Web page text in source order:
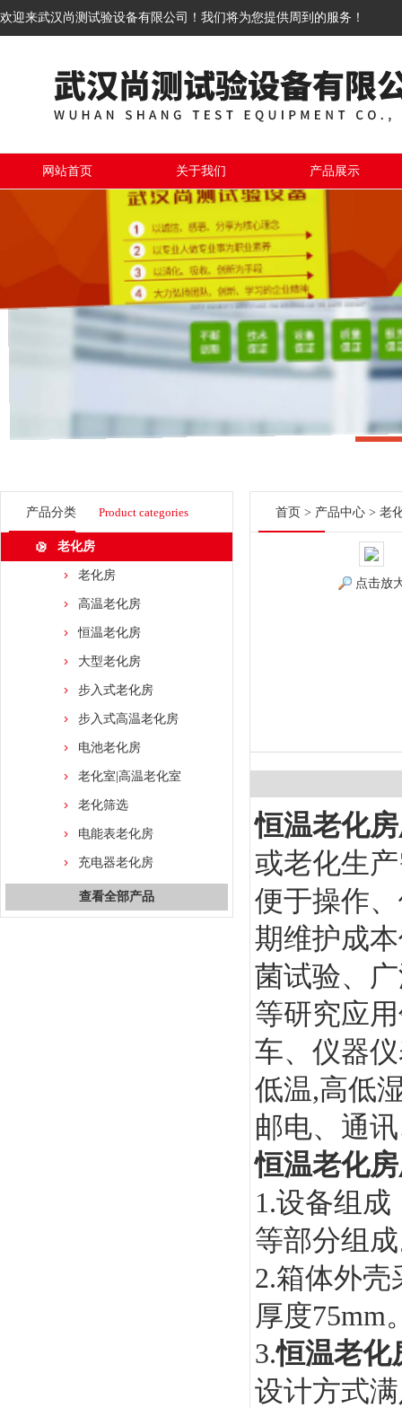
欢迎来武汉尚测试验设备有限公司！我们将为您提供周到的服务！
网站首页 关于我们 产品展示
产品分类 Product categories
老化房
老化房
高温老化房
恒温老化房
大型老化房
步入式老化房
步入式高温老化房
电池老化房
老化室|高温老化室
老化筛选
电能表老化房
充电器老化房
查看全部产品
首页 > 产品中心 > 老
点击放
恒温老化
或老化生
便于操作
期维护成
菌试验、
等研究应
车、仪器
低温,高低
邮电、通
恒温老化
1.设备组
等部分组
2.箱体外
厚度75mm
3.恒温老化
设计方式